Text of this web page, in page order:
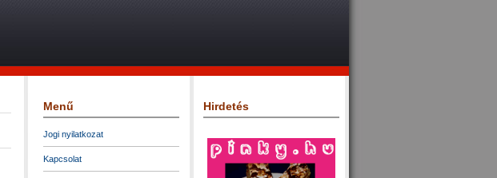
Menű
Jogi nyilatkozat
Kapcsolat
Hirdetés